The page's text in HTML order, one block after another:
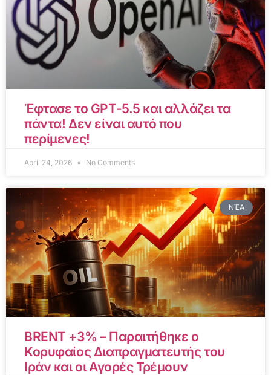
Έφτασε το GPT-5.5 και αλλάζει τα
πάντα! Δεν είναι αυτό που
περίμενες!
April 24, 2026 No Comments
ΝΈΑ
BRENT +3% – Παραιτήθηκε ο
Κορυφαίος Διαπραγματευτής του
Ιράν και οι Αγορές Τρέμουν